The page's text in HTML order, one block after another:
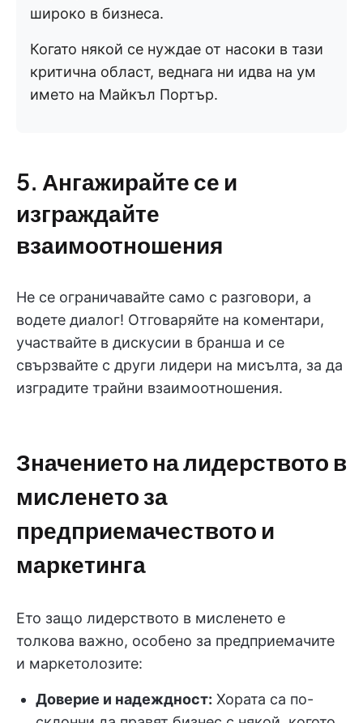
широко в бизнеса.
Когато някой се нуждае от насоки в тази
критична област, веднага ни идва на ум
името на Майкъл Портър.
5. Ангажирайте се и
изграждайте
взаимоотношения
Не се ограничавайте само с разговори, а
водете диалог! Отговаряйте на коментари,
участвайте в дискусии в бранша и се
свързвайте с други лидери на мисълта, за да
изградите трайни взаимоотношения.
Значението на лидерството в
мисленето за
предприемачеството и
маркетинга
Ето защо лидерството в мисленето е
толкова важно, особено за предприемачите
и маркетолозите:
Доверие и надеждност: Хората са по-